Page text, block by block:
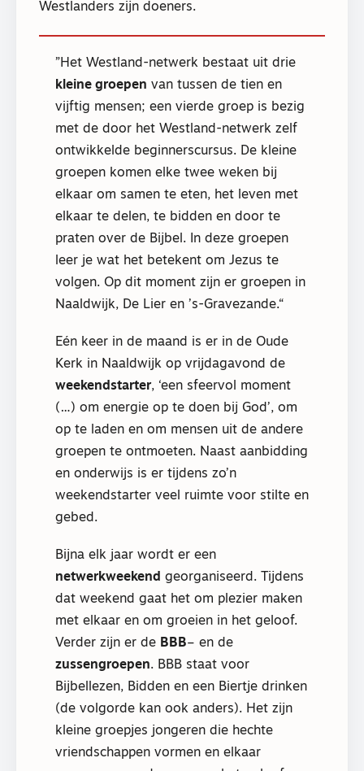
Westlanders zijn doeners.
Het Westland-netwerk bestaat uit drie
kleine groepen van tussen de tien en
vijftig mensen; een vierde groep is bezig
met de door het Westland-netwerk zelf
ontwikkelde beginnerscursus. De kleine
groepen komen elke twee weken bij
elkaar om samen te eten, het leven met
elkaar te delen, te bidden en door te
praten over de Bijbel. In deze groepen
leer je wat het betekent om Jezus te
volgen. Op dit moment zijn er groepen in
Naaldwijk, De Lier en ’s-Gravezande.
Eén keer in de maand is er in de Oude
Kerk in Naaldwijk op vrijdagavond de
weekendstarter, ‘een sfeervol moment
(…) om energie op te doen bij God’, om
op te laden en om mensen uit de andere
groepen te ontmoeten. Naast aanbidding
en onderwijs is er tijdens zo’n
weekendstarter veel ruimte voor stilte en
gebed.
Bijna elk jaar wordt er een
netwerkweekend georganiseerd. Tijdens
dat weekend gaat het om plezier maken
met elkaar en om groeien in het geloof.
Verder zijn er de BBB– en de
zussengroepen. BBB staat voor
Bijbellezen, Bidden en een Biertje drinken
(de volgorde kan ook anders). Het zijn
kleine groepjes jongeren die hechte
vriendschappen vormen en elkaar